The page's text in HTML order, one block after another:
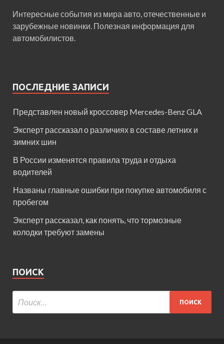
Интересные события из мира авто, отечественные и
зарубежные новинки. Полезная информация для
автомобилистов.
ПОСЛЕДНИЕ ЗАПИСИ
Представлен новый кроссовер Mercedes-Benz GLA
Эксперт рассказал о различиях в составе летних и
зимних шин
В России изменятся правила труда и отдыха
водителей
Названы главные ошибки при покупке автомобиля с
пробегом
Эксперт рассказал, как понять, что тормозные
колодки требуют замены
ПОИСК